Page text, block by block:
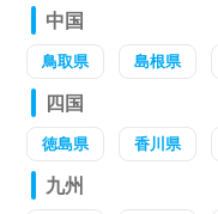
中国
鳥取県 島根県
四国
徳島県 香川県
九州